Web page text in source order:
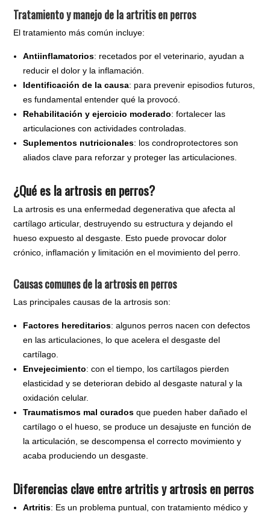
Tratamiento y manejo de la artritis en perros
El tratamiento más común incluye:
Antiinflamatorios: recetados por el veterinario, ayudan a
reducir el dolor y la inflamación.
Identificación de la causa: para prevenir episodios futuros,
es fundamental entender qué la provocó.
Rehabilitación y ejercicio moderado: fortalecer las
articulaciones con actividades controladas.
Suplementos nutricionales: los condroprotectores son
aliados clave para reforzar y proteger las articulaciones.
¿Qué es la artrosis en perros?
La artrosis es una enfermedad degenerativa que afecta al
cartílago articular, destruyendo su estructura y dejando el
hueso expuesto al desgaste. Esto puede provocar dolor
crónico, inflamación y limitación en el movimiento del perro.
Causas comunes de la artrosis en perros
Las principales causas de la artrosis son:
Factores hereditarios: algunos perros nacen con defectos
en las articulaciones, lo que acelera el desgaste del
cartílago.
Envejecimiento: con el tiempo, los cartílagos pierden
elasticidad y se deterioran debido al desgaste natural y la
oxidación celular.
Traumatismos mal curados que pueden haber dañado el
cartílago o el hueso, se produce un desajuste en función de
la articulación, se descompensa el correcto movimiento y
acaba produciendo un desgaste.
Diferencias clave entre artritis y artrosis en perros
Artritis: Es un problema puntual, con tratamiento médico y